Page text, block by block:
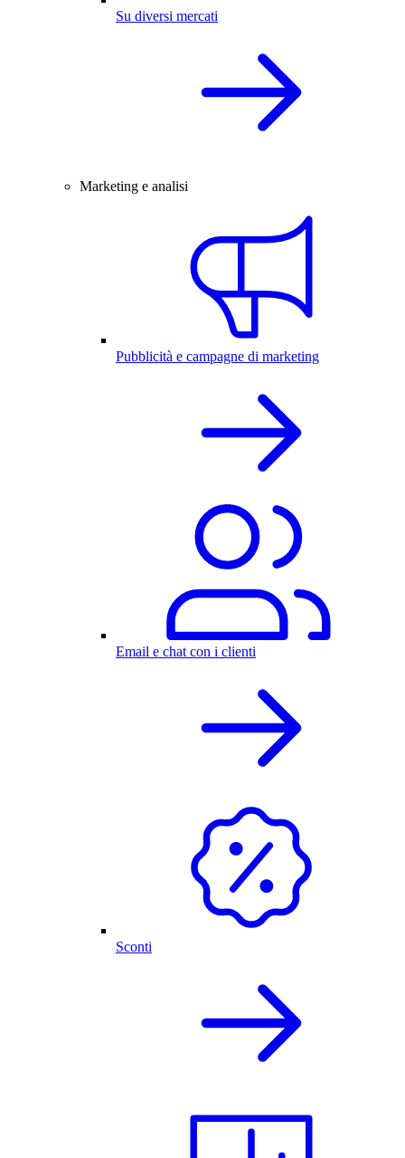
Su diversi mercati
Marketing e analisi
Pubblicità e campagne di marketing
Email e chat con i clienti
Sconti